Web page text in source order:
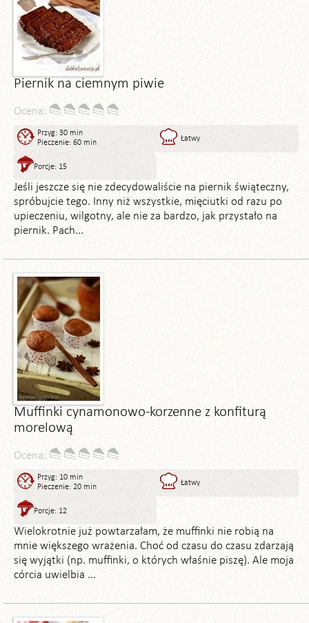
Piernik na ciemnym piwie
Ocena:
Przyg: 30 min
Pieczenie: 60 min
Łatwy
Porcje: 15
Jeśli jeszcze się nie zdecydowaliście na piernik świąteczny,
spróbujcie tego. Inny niż wszystkie, mięciutki od razu po
upieczeniu, wilgotny, ale nie za bardzo, jak przystało na
piernik. Pach...
Muffinki cynamonowo-korzenne z konfiturą
morelową
Ocena:
Przyg: 10 min
Pieczenie: 20 min
Łatwy
Porcje: 12
Wielokrotnie już powtarzałam, że muffinki nie robią na
mnie większego wrażenia. Choć od czasu do czasu zdarzają
się wyjątki (np. muffinki, o których właśnie piszę). Ale moja
córcia uwielbia ...